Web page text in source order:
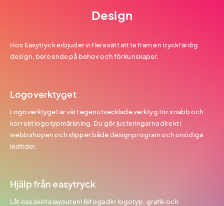
Design
Hos Easytryck erbjuder vi flera sätt att ta fram en tryckfärdig
design, beroende på behov och förkunskaper.
Logoverktyget
Logoverktyget är vårt egenutvecklade verktyg för snabb och
korrekt logotypmärkning. Du gör justeringarna direkt i
webbshopen och slipper både designprogram och onödiga
ledtider.
Hjälp från easytryck
Låt oss sköta layouten! Bifoga din logotyp, grafik och